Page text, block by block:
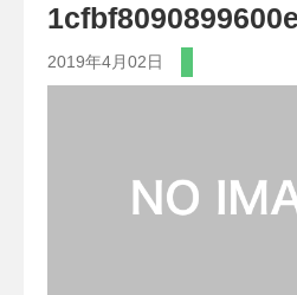
2019年4月02日